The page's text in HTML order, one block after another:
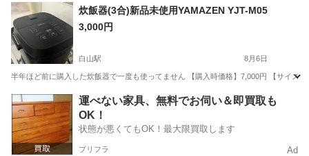
東京 北区 本蓮沼駅 その他
炊飯器(3合)新品未使用YAMAZEN YJT-M05
3,000円
白山駅 8月6日
半年ほど前に購入した炊飯器で一度も使ってません 【購入時価格】7,000円 【サイズ
東京 文京区 白山駅 キッチン家電
運べない家具、無料でお伺い＆即買取も
OK！
状態が悪くてもOK！最大限買取します
プリフラ Ad